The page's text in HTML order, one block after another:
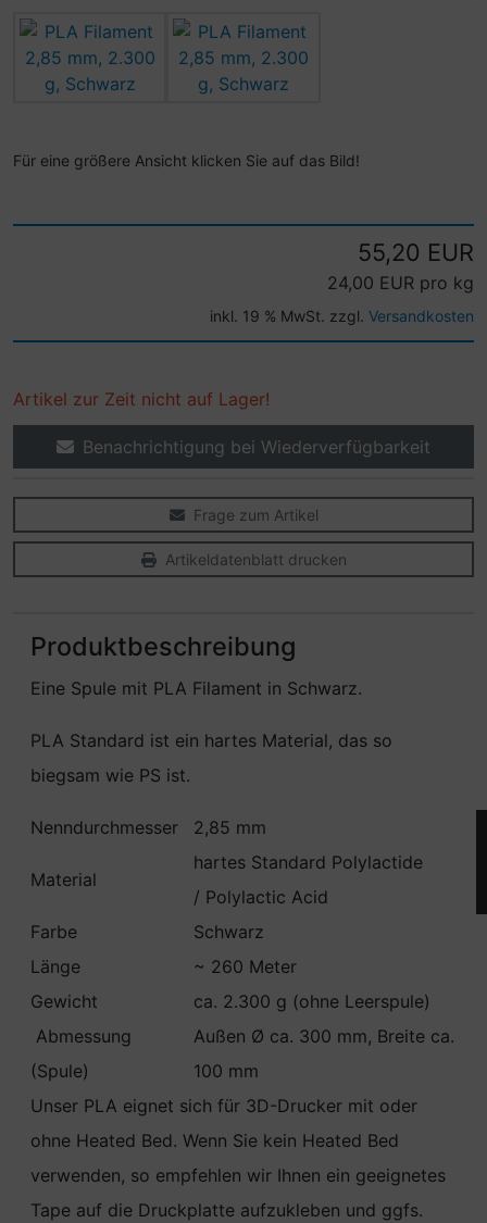
Für eine größere Ansicht klicken Sie auf das Bild!
55,20 EUR
24,00 EUR pro kg
inkl. 19 % MwSt. zzgl. Versandkosten
Artikel zur Zeit nicht auf Lager!
Benachrichtigung bei Wiederverfügbarkeit
Frage zum Artikel
Artikeldatenblatt drucken
Produktbeschreibung
Eine Spule mit PLA Filament in Schwarz.
PLA Standard ist ein hartes Material, das so
biegsam wie PS ist.
Nenndurchmesser 2,85 mm
Material
hartes Standard Polylactide
/ Polylactic Acid
Farbe
Schwarz
Länge
~ 260 Meter
Gewicht
ca. 2.300 g (ohne Leerspule)
Abmessung
(Spule)
Außen Ø ca. 300 mm, Breite ca.
100 mm
Unser PLA eignet sich für 3D-Drucker mit oder
ohne Heated Bed. Wenn Sie kein Heated Bed
verwenden, so empfehlen wir Ihnen ein geeignetes
Tape auf die Druckplatte aufzukleben und ggfs.